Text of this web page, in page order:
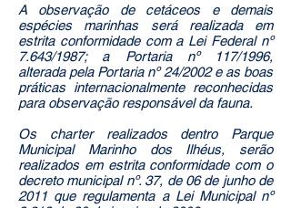
A observação de cetáceos e demais
espécies marinhas será realizada em
estrita conformidade com a Lei Federal nº
7.643/1987; a Portaria nº 117/1996,
alterada pela Portaria nº 24/2002 e as boas
práticas internacionalmente reconhecidas
para observação responsável da fauna.
Os charter realizados dentro Parque
Municipal Marinho dos Ilhéus, serão
realizados em estrita conformidade com o
decreto municipal nº. 37, de 06 de junho de
2011 que regulamenta a Lei Municipal nº